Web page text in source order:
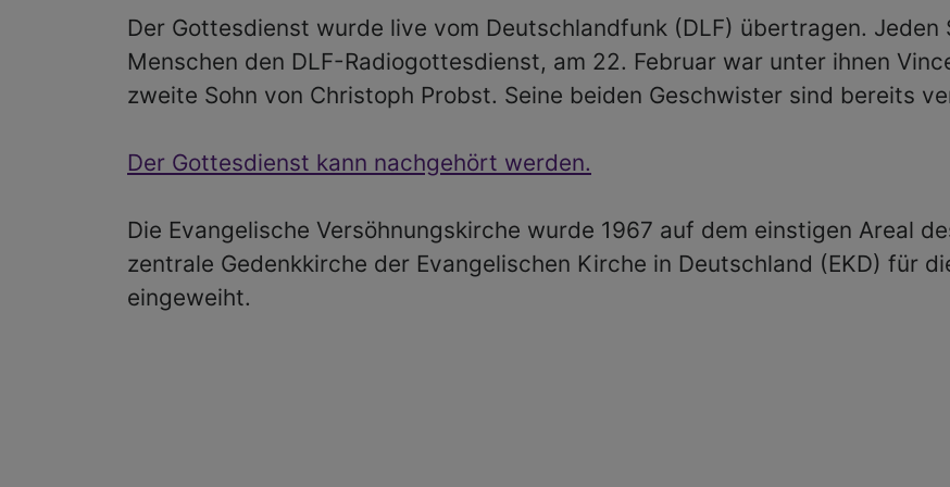
Der Gottesdienst wurde live vom Deutschlandfunk (DLF) übertragen.
Menschen den DLF-Radiogottesdienst, am 22. Februar war unter ihnen
zweite Sohn von Christoph Probst. Seine beiden Geschwister sind bereits
Der Gottesdienst kann nachgehört werden.
Die Evangelische Versöhnungskirche wurde 1967 auf dem einstigen Areal
zentrale Gedenkkirche der Evangelischen Kirche in Deutschland (EKD) für
eingeweiht.